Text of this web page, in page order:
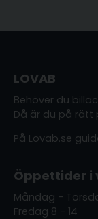
LOVAB
Behöver du
Då är du på rätt
På Lovab.se
Öppettider i
Måndag -
Fredag 8 - 14